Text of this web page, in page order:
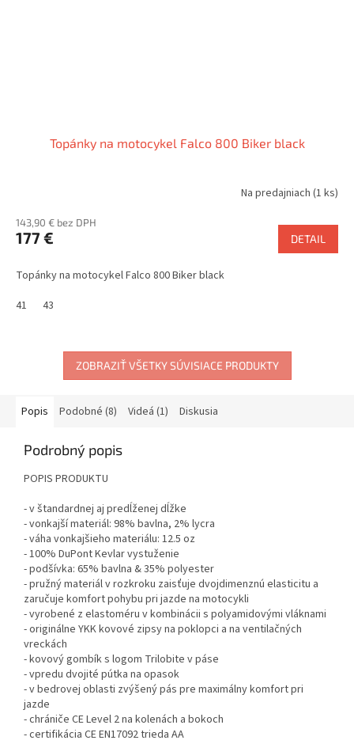
Topánky na motocykel Falco 800 Biker black
Na predajniach (1 ks)
143,90 € bez DPH
177 € DETAIL
Topánky na motocykel Falco 800 Biker black
41
43
ZOBRAZIŤ VŠETKY SÚVISIACE PRODUKTY
Popis Podobné (8) Videá (1) Diskusia
Podrobný popis
POPIS PRODUKTU
- v štandardnej aj predĺženej dĺžke
- vonkajší materiál: 98% bavlna, 2% lycra
- váha vonkajšieho materiálu: 12.5 oz
- 100% DuPont Kevlar vystuženie
- podšívka: 65% bavlna & 35% polyester
- pružný materiál v rozkroku zaisťuje dvojdimenznú elasticitu a
zaručuje komfort pohybu pri jazde na motocykli
- vyrobené z elastoméru v kombinácii s polyamidovými vláknami
- originálne YKK kovové zipsy na poklopci a na ventilačných
vreckách
- kovový gombík s logom Trilobite v páse
- vpredu dvojité pútka na opasok
- v bedrovej oblasti zvýšený pás pre maximálny komfort pri
jazde
- chrániče CE Level 2 na kolenách a bokoch
- certifikácia CE EN17092 trieda AA